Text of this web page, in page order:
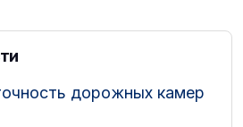
дорожных камер